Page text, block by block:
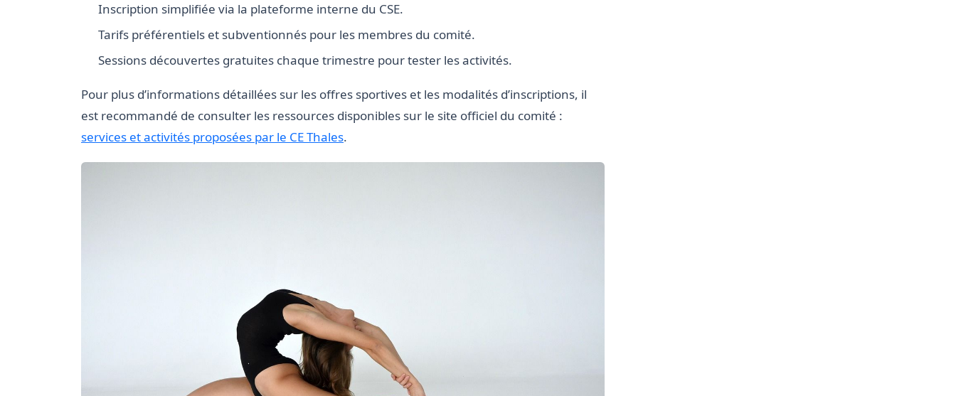
Inscription simplifiée via la plateforme interne du CSE.
Tarifs préférentiels et subventionnés pour les membres du comité.
Sessions découvertes gratuites chaque trimestre pour tester les activités.
Pour plus d’informations détaillées sur les offres sportives et les modalités d’inscriptions, il
est recommandé de consulter les ressources disponibles sur le site officiel du comité :
services et activités proposées par le CE Thales.